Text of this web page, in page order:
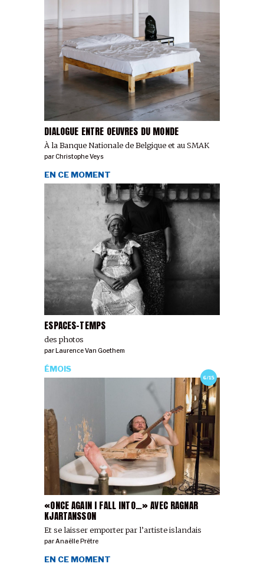
DIALOGUE ENTRE OEUVRES DU MONDE
À la Banque Nationale de Belgique et au SMAK
parChristophe Veys
ESPACES-TEMPS
des photos
EN CE MOMENT
par Laurence Van Goethem
6/15
«ONCE AGAIN I FALL INTO…» AVEC RAGNAR
KJARTANSSON
Et se laisser emporter par l’artiste islandais
ÉMOIS
parAnaëlle Prêtre
EN CE MOMENT